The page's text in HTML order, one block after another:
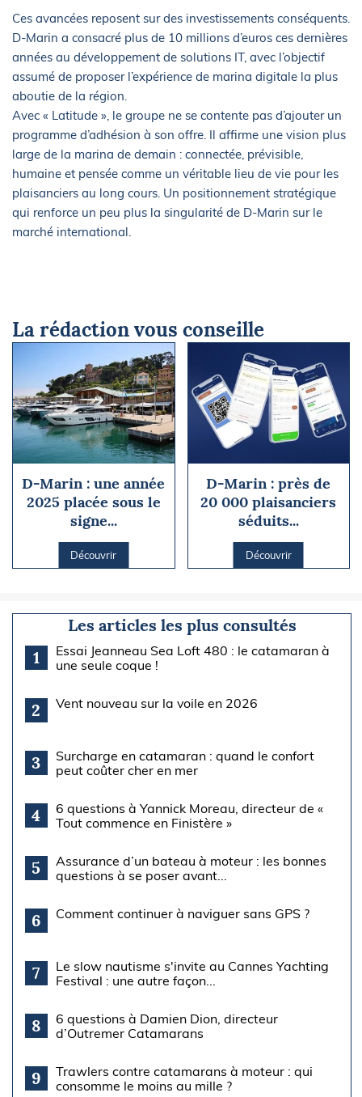
Ces avancées reposent sur des investissements conséquents.
D-Marin a consacré plus de 10 millions d’euros ces dernières
années au développement de solutions IT, avec l’objectif
assumé de proposer l’expérience de marina digitale la plus
aboutie de la région.
Avec « Latitude », le groupe ne se contente pas d’ajouter un
programme d’adhésion à son offre. Il affirme une vision plus
large de la marina de demain : connectée, prévisible,
humaine et pensée comme un véritable lieu de vie pour les
plaisanciers au long cours. Un positionnement stratégique
qui renforce un peu plus la singularité de D-Marin sur le
marché international.
La rédaction vous conseille
D-Marin : une année
2025 placée sous le
signe...
Découvrir
D-Marin : près de
20 000 plaisanciers
séduits...
Découvrir
Les articles les plus consultés
1
Essai Jeanneau Sea Loft 480 : le catamaran à
une seule coque !
2 Vent nouveau sur la voile en 2026
3
Surcharge en catamaran : quand le confort
peut coûter cher en mer
4
6 questions à Yannick Moreau, directeur de «
Tout commence en Finistère »
5
Assurance d’un bateau à moteur : les bonnes
questions à se poser avant...
6 Comment continuer à naviguer sans GPS ?
7
Le slow nautisme s'invite au Cannes Yachting
Festival : une autre façon...
8
6 questions à Damien Dion, directeur
d’Outremer Catamarans
9
Trawlers contre catamarans à moteur : qui
consomme le moins au mille ?